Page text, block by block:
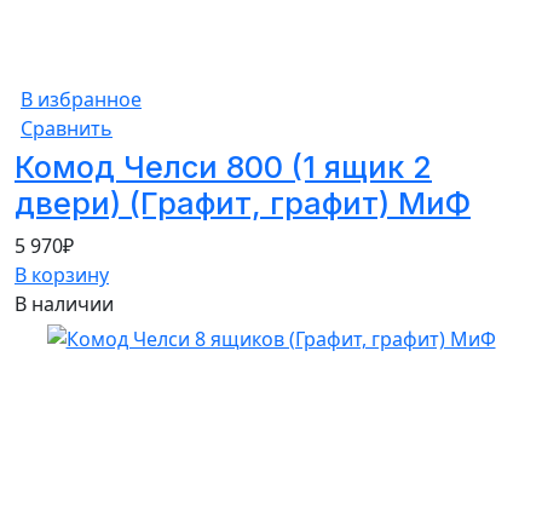
В избранное
Сравнить
Комод Челси 800 (1 ящик 2
двери) (Графит, графит) МиФ
5 970₽
В корзину
В наличии